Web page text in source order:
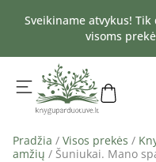
Sveikiname atvykus!
visoms
Pradžia / Visos prekės /
amžių / Šuniukai. Mano